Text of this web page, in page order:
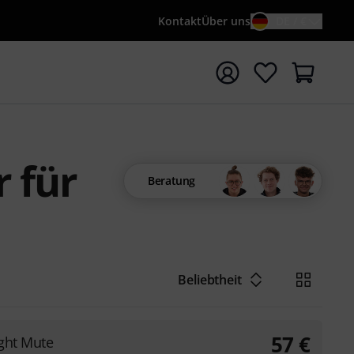
KontaktÜber uns
mit Suchwort {searchTerm} starten
für Beratung
Beliebtheit
Mute 57 €